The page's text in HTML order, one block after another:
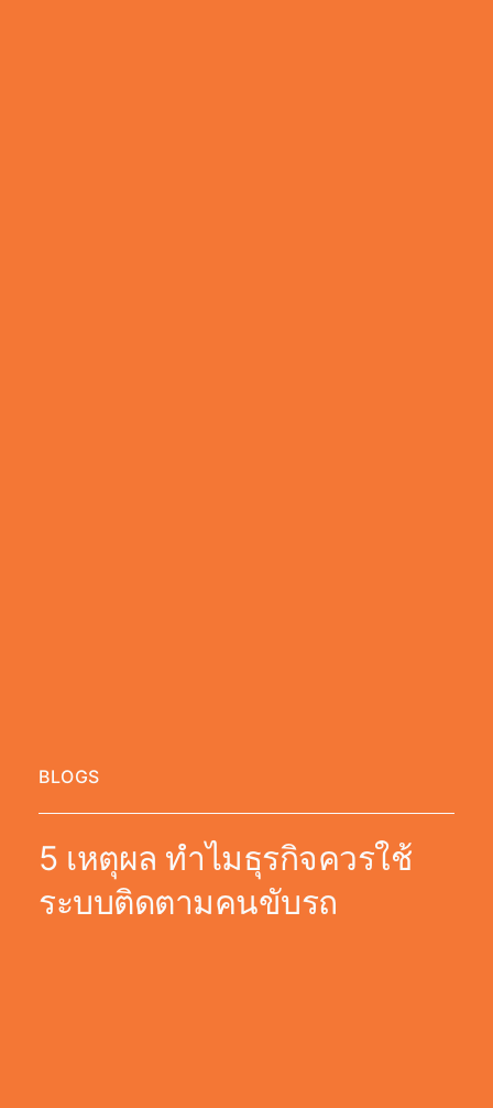
BLOGS
5 เหตุผล ทำไมธุรกิจควรใช้
ระบบติดตามคนขับรถ